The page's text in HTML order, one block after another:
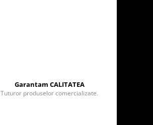
Garantam CALITATEA
Tuturor produselor comercializate.